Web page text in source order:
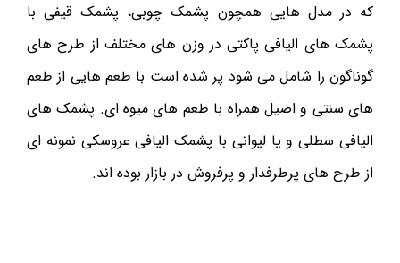
که در مدل هایی همچون پشمک چوبی، پشمک قیفی با
پشمک های الیافی پاکتی در وزن های مختلف از طرح های
گوناگون را شامل می شود پر شده است با طعم هایی از طعم
های سنتی و اصیل همراه با طعم های میوه ای. پشمک های
الیافی سطلی و یا لیوانی با پشمک الیافی عروسکی نمونه ای
از طرح های پرطرفدار و پرفروش در بازار بوده اند.